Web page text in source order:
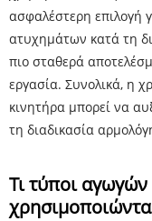
ασφαλέστερη επιλογή
ατυχημάτων κατά τη
πιο σταθερά
εργασία. Συνολικά, η
κινητήρα μπορεί να
τη διαδικασία
Τι τύποι